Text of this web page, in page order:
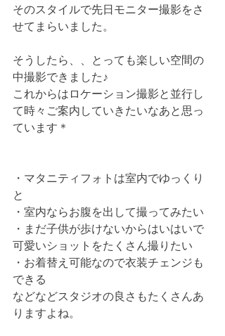
そのスタイルで先日モニター撮影をさ
せてまらいました。
そうしたら、、とっても楽しい空間の
中撮影できました♪
これからはロケーション撮影と並行し
て時々ご案内していきたいなあと思っ
ています＊
・マタニティフォトは室内でゆっくり
と
・室内ならお腹を出して撮ってみたい
・まだ子供が歩けないからはいはいで
可愛いショットをたくさん撮りたい
・お着替え可能なので衣装チェンジも
できる
などなどスタジオの良さもたくさんあ
りますよね。